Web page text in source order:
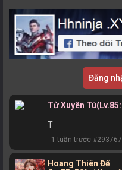
Đăng
Tử Xuyên Tú
T
1 tuần trước #293767
Hoang Thiên Đế